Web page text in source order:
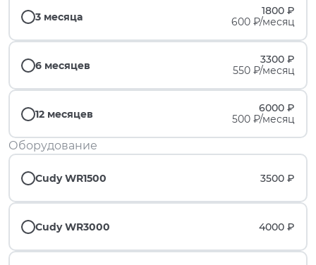
3 месяца
1800 ₽
600 ₽/месяц
6 месяцев
3300 ₽
550 ₽/месяц
12 месяцев
6000 ₽
500 ₽/месяц
Оборудование
Cudy WR1500 3500 ₽
Cudy WR3000 4000 ₽